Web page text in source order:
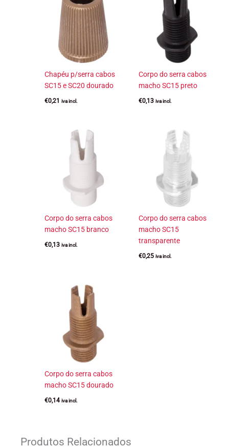
Chapéu p/serra cabos
SC15 e SC20 dourado
€0,21 iva incl.
Corpo do serra cabos
macho SC15 preto
€0,13 iva incl.
Corpo do serra cabos
macho SC15 branco
€0,13 iva incl.
Corpo do serra cabos
macho SC15
transparente
€0,25 iva incl.
Corpo do serra cabos
macho SC15 dourado
€0,14 iva incl.
Produtos Relacionados